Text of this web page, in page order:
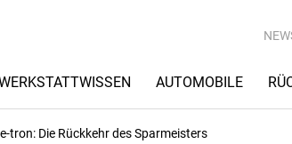
AUTOMOBILE
tron: Die Rückkehr des Sparmeisters